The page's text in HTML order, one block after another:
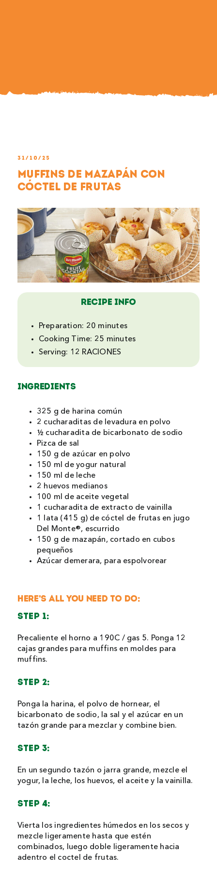
31/10/25
Muffins de Mazapán con
Cóctel de Frutas
Recipe Info
Preparation: 20 minutes
Cooking Time: 25 minutes
Serving: 12 RACIONES
INGREDIENTS
325 g de harina común
2 cucharaditas de levadura en polvo
½ cucharadita de bicarbonato de sodio
Pizca de sal
150 g de azúcar en polvo
150 ml de yogur natural
150 ml de leche
2 huevos medianos
100 ml de aceite vegetal
1 cucharadita de extracto de vainilla
1 lata (415 g) de cóctel de frutas en jugo
Del Monte®, escurrido
150 g de mazapán, cortado en cubos
pequeños
Azúcar demerara, para espolvorear
HERE’S ALL YOU NEED TO DO:
STEP 1:
Precaliente el horno a 190C / gas 5. Ponga 12
cajas grandes para muffins en moldes para
muffins.
STEP 2:
Ponga la harina, el polvo de hornear, el
bicarbonato de sodio, la sal y el azúcar en un
tazón grande para mezclar y combine bien.
STEP 3:
En un segundo tazón o jarra grande, mezcle el
yogur, la leche, los huevos, el aceite y la vainilla.
STEP 4:
Vierta los ingredientes húmedos en los secos y
mezcle ligeramente hasta que estén
combinados, luego doble ligeramente hacia
adentro el coctel de frutas.